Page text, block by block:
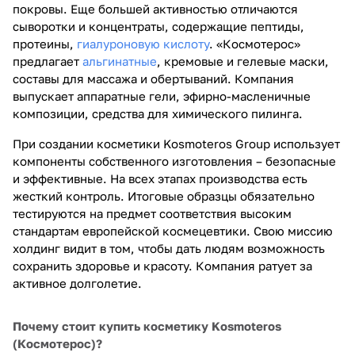
покровы. Еще большей активностью отличаются
сыворотки и концентраты, содержащие пептиды,
протеины, гиалуроновую кислоту. «Космотерос»
предлагает альгинатные, кремовые и гелевые маски,
составы для массажа и обертываний. Компания
выпускает аппаратные гели, эфирно-масленичные
композиции, средства для химического пилинга.
При создании косметики Kosmoteros Group использует
компоненты собственного изготовления – безопасные
и эффективные. На всех этапах производства есть
жесткий контроль. Итоговые образцы обязательно
тестируются на предмет соответствия высоким
стандартам европейской космецевтики. Свою миссию
холдинг видит в том, чтобы дать людям возможность
сохранить здоровье и красоту. Компания ратует за
активное долголетие.
Почему стоит купить косметику Kosmoteros
(Космотерос)?